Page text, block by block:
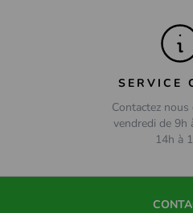
SERVICE
Contactez
vendredi de 9h
14h à